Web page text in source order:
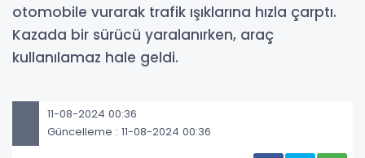
otomobile vurarak trafik ışıklarına hızla çarptı.
Kazada bir sürücü yaralanırken, araç
kullanılamaz hale geldi.
11-08-2024 00:36
Güncelleme : 11-08-2024 00:36